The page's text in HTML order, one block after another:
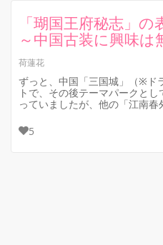
「瑚国王府秘志」
～中国古装に興味は
荷蓮花
ずっと、中国「三国城」（※ド
トで、その後テーマパークと
っていましたが、他の「江南
5